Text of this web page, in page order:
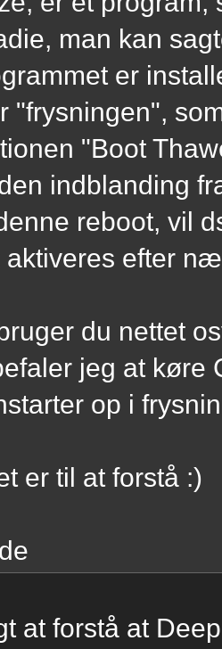
man kan
er
"frysningen",
"Boot
indblanding
reboot, vil
aktiveres efter
du nettet
jeg at køre
op i
er til at forstå :)
at forstå at